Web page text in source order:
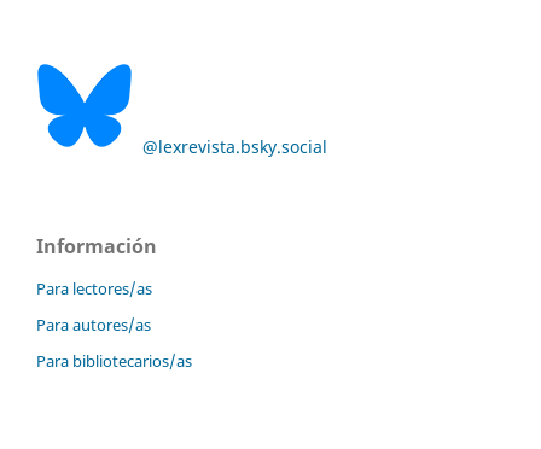
@lexrevista.bsky.social
Información
Para lectores/as
Para autores/as
Para bibliotecarios/as